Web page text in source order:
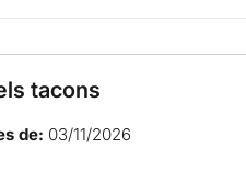
tacons
de: 03/11/2026